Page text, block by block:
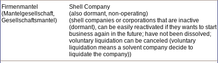
Firmenmantel
(Mantelgesellschaft,
Gesellschaftsmantel)
Shell Company
(also dormant, non-operating)
(shell companies or corporations that are inactive
(dormant), can be easily reactivated if they wants to start
business again in the future; have not been dissolved;
voluntary liquidation can be canceled (voluntary
liquidation means a solvent company decide to
liquidate the company))